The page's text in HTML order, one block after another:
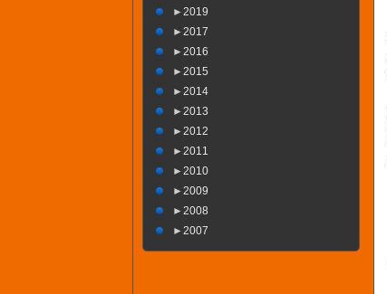
► 2019
► 2017
► 2016
► 2015
► 2014
► 2013
► 2012
► 2011
► 2010
► 2009
► 2008
► 2007